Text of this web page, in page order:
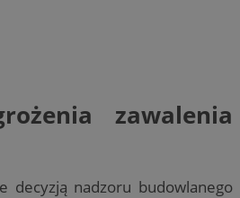
zawalenia
decyzją nadzoru budowlanego